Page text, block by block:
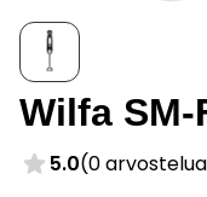
Wilfa
5.0(0